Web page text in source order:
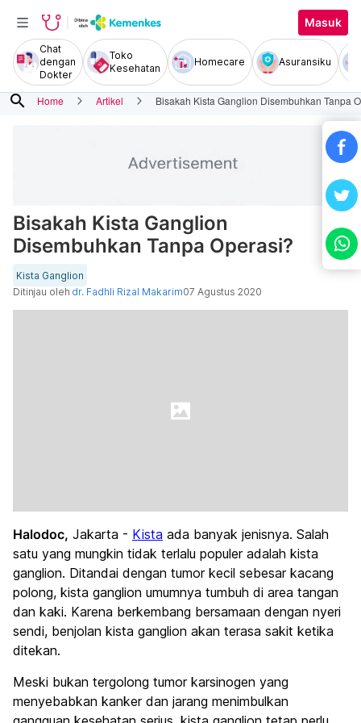
Masuk
Chat
dengan
Dokter
Toko
Kesehatan
Homecare Asuransiku
search Home Artikel Bisakah Kista Ganglion Disembuhkan Tanpa
Bisakah Kista Ganglion
Disembuhkan Tanpa Operasi?
Kista Ganglion
Ditinjau oleh dr. Fadhli Rizal Makarim07 Agustus 2020
Halodoc, Jakarta - Kista ada banyak jenisnya. Salah
satu yang mungkin tidak terlalu populer adalah kista
ganglion. Ditandai dengan tumor kecil sebesar kacang
polong, kista ganglion umumnya tumbuh di area tangan
dan kaki. Karena berkembang bersamaan dengan nyeri
sendi, benjolan kista ganglion akan terasa sakit ketika
ditekan.
Meski bukan tergolong tumor karsinogen yang
menyebabkan kanker dan jarang menimbulkan